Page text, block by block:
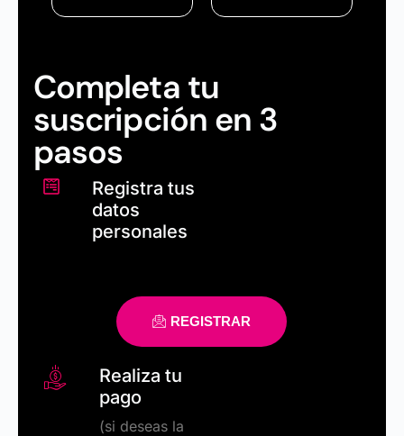
Completa tu
suscripción en 3
pasos
Registra tus
datos
personales
REGISTRAR
Realiza tu
pago
(si deseas la